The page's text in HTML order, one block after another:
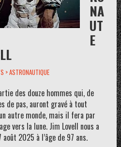
NA
UT
E
> ASTRONAUTIQUE
des douze hommes qui, de
de pas, auront gravé à tout
autre monde, mais il fera par
vers la lune. Jim Lovell nous a
2025 à l’âge de 97 ans.